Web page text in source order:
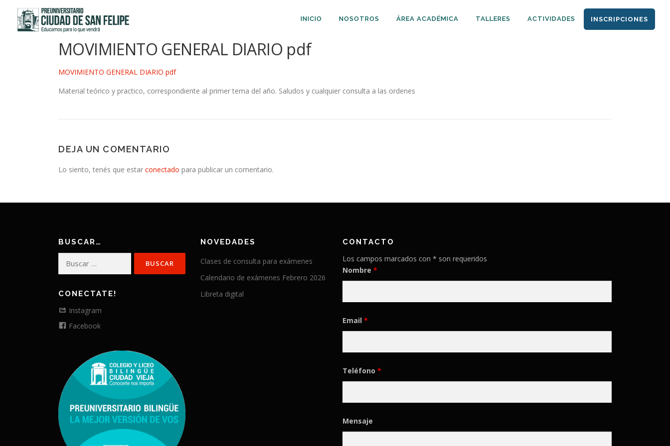
contenido
INICIO NOSOTROS ÁREA ACADÉMICA TALLERES ACTIVIDADES INSCRIPCIONES
MOVIMIENTO GENERAL DIARIO pdf
MOVIMIENTO GENERAL DIARIO pdf
Material teórico y practico, correspondiente al primer tema del año. Saludos y cualquier consulta a las ordenes
DEJA UN COMENTARIO
Lo siento, tenés que estar conectado para publicar un comentario.
BUSCAR…
CONECTATE!
Instagram
Facebook
NOVEDADES
Clases de consulta para exámenes
Calendario de exámenes Febrero 2026
Libreta digital
CONTACTO
Los campos marcados con * son requeridos
Nombre *
Email *
Teléfono *
Mensaje